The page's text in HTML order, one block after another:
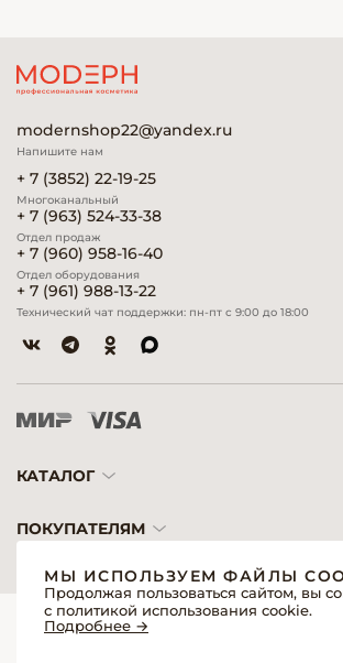
modernshop22@yandex.ru
Напишите нам
+ 7 (3852) 22-19-25
Многоканальный
+ 7 (963) 524-33-38
Отдел продаж
+ 7 (960) 958-16-40
Отдел оборудования
+ 7 (961) 988-13-22
Технический чат поддержки: пн-пт с 9:00 до 18:00
КАТАЛОГ
ПОКУПАТЕЛЯМ
© 2026 «Модерн»— Косметика и оборудование для
Создание сайтов
МЫ ИСПОЛЬЗУЕМ ФАЙЛЫ
Продолжая пользоваться сайтом, вы
с политикой использования cookie.
Подробнее →